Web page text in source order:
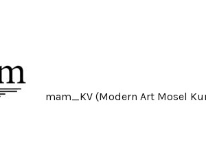
mam_KV (Modern Art Mosel